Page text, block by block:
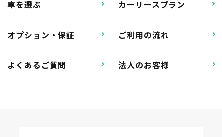
車を選ぶ カーリースプラン
オプション・保証 ご利用の流れ
よくあるご質問 法人のお客様